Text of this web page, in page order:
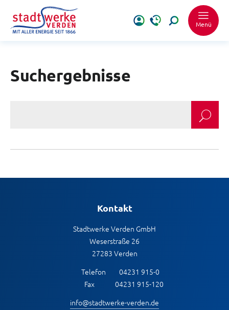
Menü
Suchergebnisse
Kontakt
Stadtwerke Verden GmbH
Weserstraße 26
27283 Verden
Telefon
04231 915-0
Fax
04231 915-120
info@stadtwerke-verden.de
Schrift
Zeilenabstand
Lesehilfe